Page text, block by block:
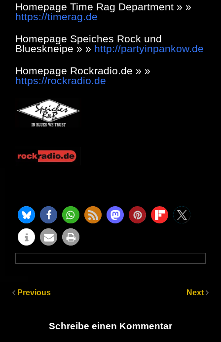
Homepage Time Rag Department » »
https://timerag.de
Homepage Speiches Rock und
Blueskneipe » » http://partyinpankow.de
Homepage Rockradio.de » »
https://rockradio.de
Previous Next
Schreibe einen Kommentar